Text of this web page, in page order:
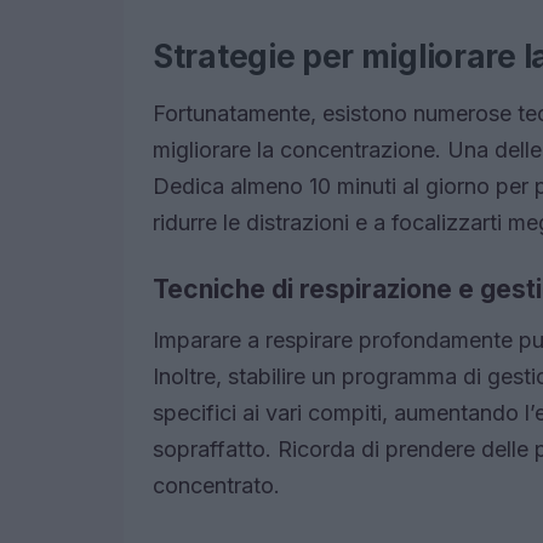
Strategie per migliorare
Fortunatamente, esistono numerose
migliorare la concentrazione. Una
Dedica almeno 10 minuti al giorno
ridurre le distrazioni e a focalizzarti
Tecniche di respirazione e
Imparare a respirare profondamente
Inoltre, stabilire un programma di
specifici ai vari compiti, aumentando
sopraffatto. Ricorda di prendere delle
concentrato.